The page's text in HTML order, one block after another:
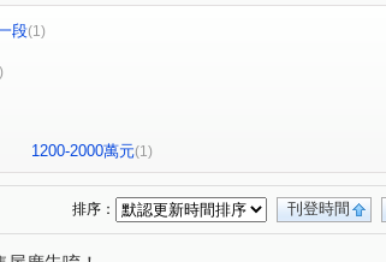
段(1)
1200-2000萬元(1)
刊登時間
排序：